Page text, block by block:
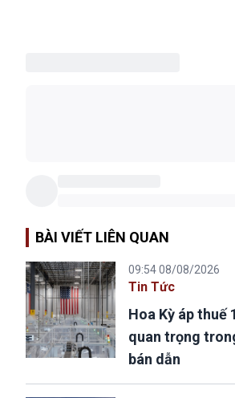
BÀI VIẾT LIÊN QUAN
09:54 08/08/2026
Tin Tức
Hoa Kỳ áp thuế
quan trọng
bán dẫn